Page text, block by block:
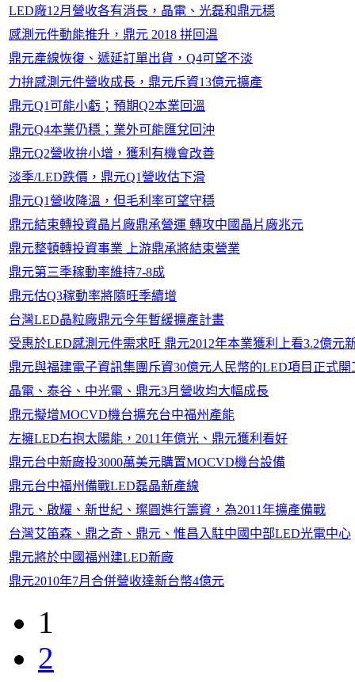
LED廠12月營收各有消長，晶電、光磊和鼎元穩
感測元件動能推升，鼎元 2018 拼回溫
鼎元產線恢復、遞延訂單出貨，Q4可望不淡
力拚感測元件營收成長，鼎元斥資13億元擴產
鼎元Q1可能小虧；預期Q2本業回溫
鼎元Q4本業仍穩；業外可能匯兌回沖
鼎元Q2營收拚小增，獲利有機會改善
淡季/LED跌價，鼎元Q1營收估下滑
鼎元Q1營收降溫，但毛利率可望守穩
鼎元結束轉投資晶片廠鼎承營運 轉攻中國晶片廠兆元
鼎元整頓轉投資事業 上游鼎承將結束營業
鼎元第三季稼動率維持7-8成
鼎元估Q3稼動率將隨旺季續增
台灣LED晶粒廠鼎元今年暫緩擴產計畫
受惠於LED感測元件需求旺 鼎元2012年本業獲利上看3.2億元
鼎元與福建電子資訊集團斥資30億元人民幣的LED項目正式開
晶電、泰谷、中光電、鼎元3月營收均大幅成長
鼎元擬增MOCVD機台擴充台中福州產能
左擁LED右抱太陽能，2011年億光、鼎元獲利看好
鼎元台中新廠投3000萬美元購置MOCVD機台設備
鼎元台中福州備戰LED磊晶新產線
鼎元、啟耀、新世紀、璨圓進行籌資，為2011年擴產備戰
台灣艾笛森、鼎之奇、鼎元、惟昌入駐中國中部LED光電中心
鼎元將於中國福州建LED新廠
鼎元2010年7月合併營收達新台幣4億元
1
2